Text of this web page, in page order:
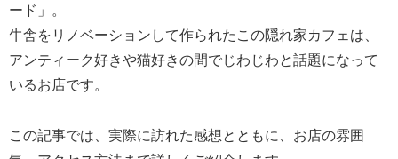
ード」。
牛舎をリノベーションして作られたこの隠れ家カフェは、
アンティーク好きや猫好きの間でじわじわと話題になって
いるお店です。
この記事では、実際に訪れた感想とともに、お店の雰囲